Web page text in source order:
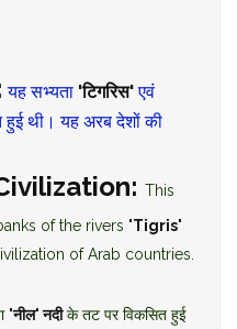
यह सभ्यता 'टिगरिस'एवं
हुई थी। यह अरब देशों की
This
of the rivers 'Tigris'
of Arab countries.
'नील' नदीके तट पर विकसित हुई